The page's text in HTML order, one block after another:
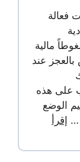
فعالة
مالية
عند
على هذه
المالي. 1. تقييم الوضع
… إقرأ